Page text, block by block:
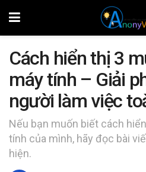
Cách hiển thị 3
máy tính – Giải
người làm việc
Nếu bạn muốn biết cách
tính của mình, hãy đọc bài
hiện.